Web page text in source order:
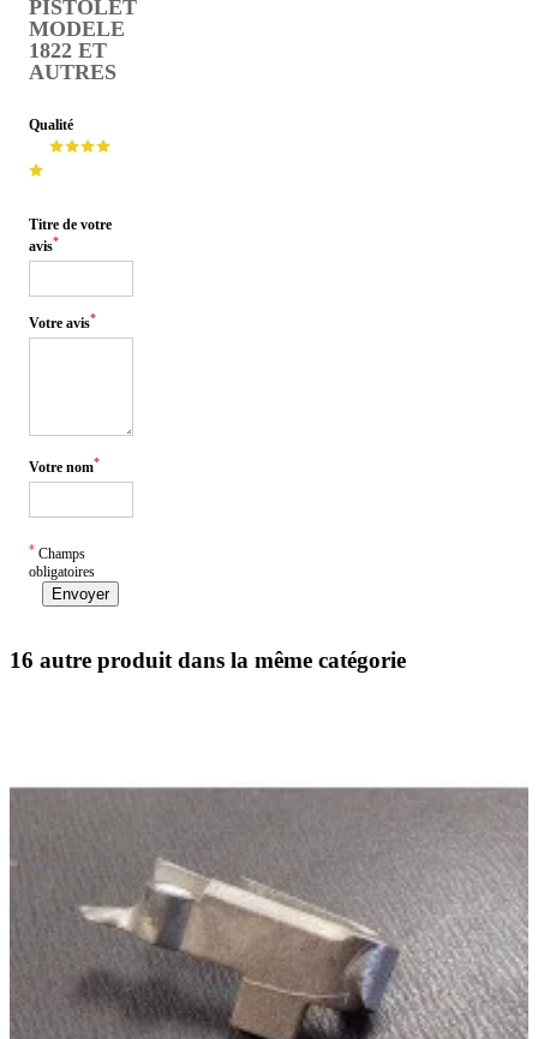
PISTOLET
MODELE
1822 ET
AUTRES
Qualité
Titre de votre
avis*
Votre avis*
Votre nom*
* Champs
obligatoires
Envoyer
16 autre produit dans la même catégorie